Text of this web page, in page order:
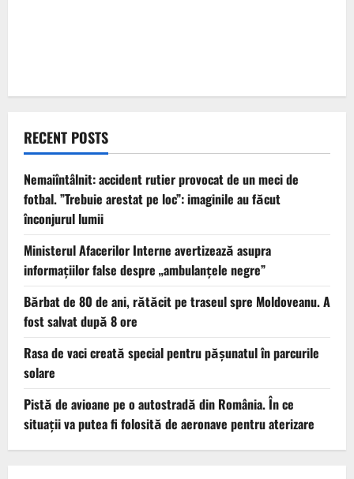
RECENT POSTS
Nemaiîntâlnit: accident rutier provocat de un meci de
fotbal. ”Trebuie arestat pe loc”: imaginile au făcut
înconjurul lumii
Ministerul Afacerilor Interne avertizează asupra
informațiilor false despre „ambulanțele negre”
Bărbat de 80 de ani, rătăcit pe traseul spre Moldoveanu. A
fost salvat după 8 ore
Rasa de vaci creată special pentru pășunatul în parcurile
solare
Pistă de avioane pe o autostradă din România. În ce
situații va putea fi folosită de aeronave pentru aterizare